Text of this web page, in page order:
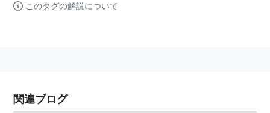
このタグの解説について
関連ブログ